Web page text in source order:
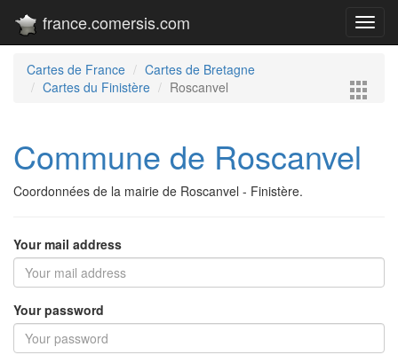
france.comersis.com
Cartes de France
Cartes de Bretagne
Cartes du Finistère
Roscanvel
Commune de Roscanvel
Coordonnées de la mairie de Roscanvel - Finistère.
Your mail address
Your password